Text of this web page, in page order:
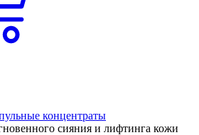
концентраты
сияния и лифтинга кожи